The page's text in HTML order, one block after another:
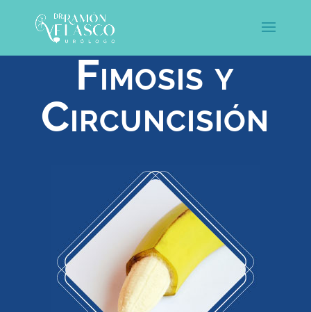
Fimosis y
Circuncisión